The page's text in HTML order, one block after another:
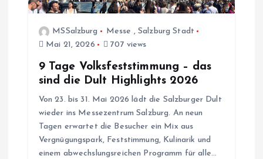
MSSalzburg Messe , Salzburg Stadt
Mai 21, 2026
707 views
9 Tage Volksfeststimmung – das
sind die Dult Highlights 2026
Von 23. bis 31. Mai 2026 lädt die Salzburger Dult
wieder ins Messezentrum Salzburg. An neun
Tagen erwartet die Besucher ein Mix aus
Vergnügungspark, Feststimmung, Kulinarik und
einem abwechslungsreichen Programm für alle…